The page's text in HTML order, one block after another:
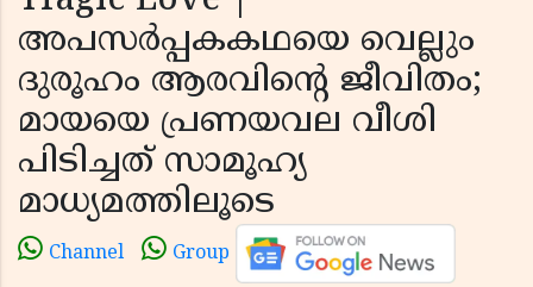
അപസർപ്പകകഥയെ വെല്ലും
ദുരൂഹം ആരവിൻ്റെ ജീവിതം;
മായയെ പ്രണയവല വീശി
പിടിച്ചത് സാമൂഹ്യ
മാധ്യമത്തിലൂടെ
Channel Group